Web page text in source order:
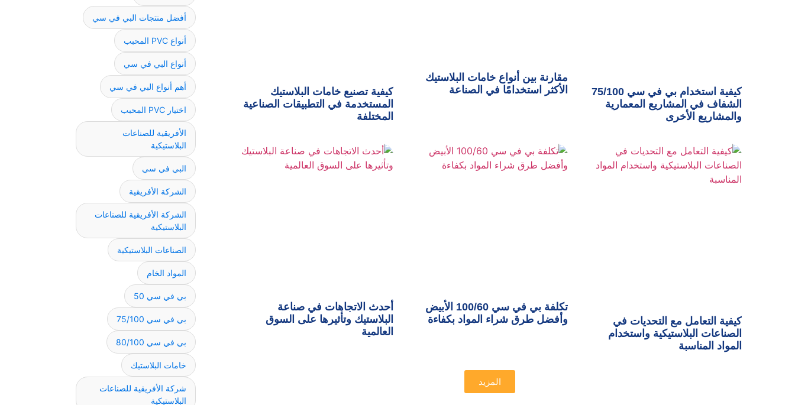
كيفية استخدام بي في سي 75/100
الشفاف في المشاريع المعمارية
والمشاريع الأخرى
مقارنة بين أنواع خامات البلاستيك
الأكثر استخدامًا في الصناعة
كيفية تصنيع خامات البلاستيك
المستخدمة في التطبيقات الصناعية
المختلفة
كيفية التعامل مع التحديات في
الصناعات البلاستيكية واستخدام
المواد المناسبة
تكلفة بي في سي 100/60 الأبيض
وأفضل طرق شراء المواد بكفاءة
أحدث الاتجاهات في صناعة
البلاستيك وتأثيرها على السوق
العالمية
المزيد
أفضل منتجات البي في سي
أنواع PVC المحبب
أنواع البي في سي
أهم أنواع البي في سي
اختيار PVC المحبب
الأفريقية للصناعات
البلاستيكية
البي في سي
الشركة الأفريقية
الشركة الأفريقية للصناعات
البلاستيكية
الصناعات البلاستيكية
المواد الخام
بي في سي 50
بي في سي 75/100
بي في سي 80/100
خامات البلاستيك
شركة الأفريقية للصناعات
البلاستيكية